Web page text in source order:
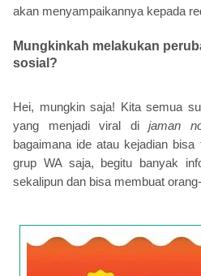
akan menyampaikannya kepada
Mungkinkah melakukan
sosial?
Hei, mungkin saja! Kita semua
yang menjadi viral di jaman
bagaimana ide atau kejadian
grup WA saja, begitu banyak
sekalipun dan bisa membuat